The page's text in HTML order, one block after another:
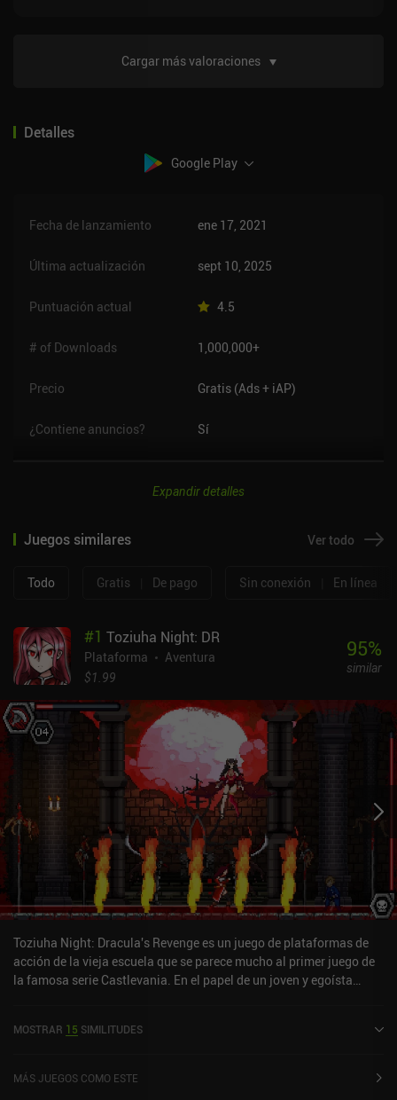
Cargar más valoraciones
Detalles
Google Play
Fecha de lanzamiento ene 17, 2021
Última actualización sept 10, 2025
Puntuación actual 4.5
# of Downloads 1,000,000+
Precio Gratis (Ads + iAP)
¿Contiene anuncios? Sí
Expandir detalles
Juegos similares Ver todo
Todo Gratis De pago Sin conexión En línea
#1 Toziuha Night: DR
Plataforma
Aventura
$1.99
95%
similar
Toziuha Night: Dracula's Revenge es un juego de plataformas de
acción de la vieja escuela que se parece mucho al primer juego de
la famosa serie Castlevania. En el papel de un joven y egoísta
para luchar contra todo tipo de escoria no-muerta sedienta de
hechizos de transmutación. Cada nivel consta de varias
MOSTRAR 15 SIMILITUDES
MÁS JUEGOS COMO ESTE